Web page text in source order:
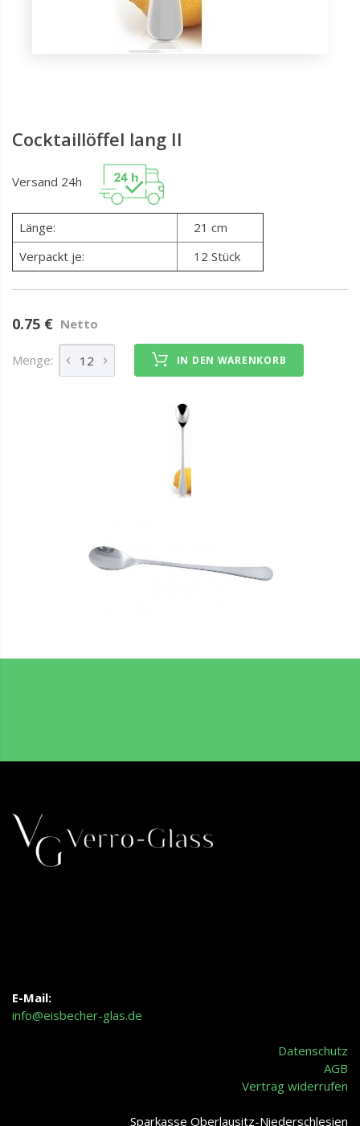
Cocktaillöffel lang II
Versand 24h
Länge:
21 cm
Verpackt je:
12 Stück
0.75 € Netto
Menge: IN DEN WARENKORB
E-Mail:
info@eisbecher-glas.de
Datenschutz
AGB
Vertrag widerrufen
Sparkasse Oberlausitz-Niederschlesien